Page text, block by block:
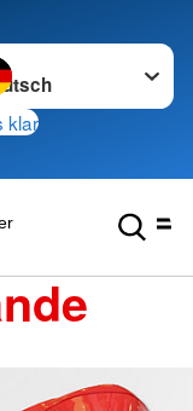
wechseln zu
klar